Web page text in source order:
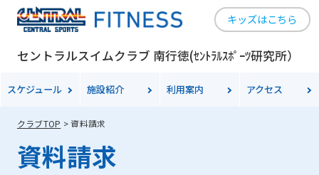
キッズはこちら
セントラルスイムクラブ 南行徳(ｾﾝﾄﾗﾙｽﾎﾟｰﾂ研究所）
スケジュール 施設紹介 利用案内 アクセス
クラブTOP 資料請求
資料請求